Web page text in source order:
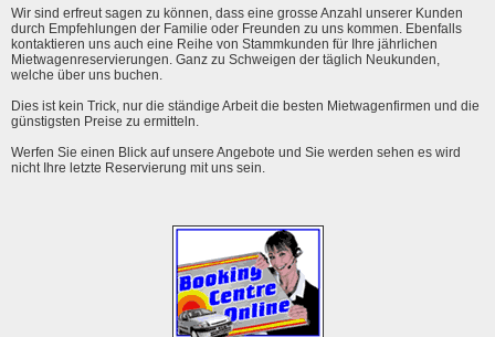
Wir sind erfreut sagen zu können, dass eine grosse Anzahl unserer Kunden
durch Empfehlungen der Familie oder Freunden zu uns kommen. Ebenfalls
kontaktieren uns auch eine Reihe von Stammkunden für Ihre jährlichen
Mietwagenreservierungen. Ganz zu Schweigen der täglich Neukunden,
welche über uns buchen.
Dies ist kein Trick, nur die ständige Arbeit die besten Mietwagenfirmen und die
günstigsten Preise zu ermitteln.
Werfen Sie einen Blick auf unsere Angebote und Sie werden sehen es wird
nicht Ihre letzte Reservierung mit uns sein.